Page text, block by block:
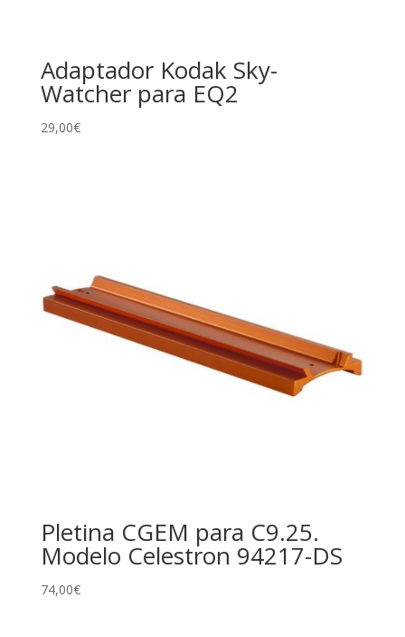
Adaptador Kodak Sky-
Watcher para EQ2
29,00€
Pletina CGEM para C9.25.
Modelo Celestron 94217-DS
74,00€